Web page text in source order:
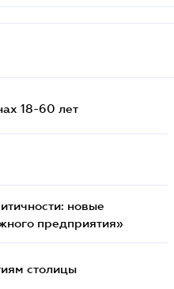
18-60 лет
новые
предприятия»
столицы